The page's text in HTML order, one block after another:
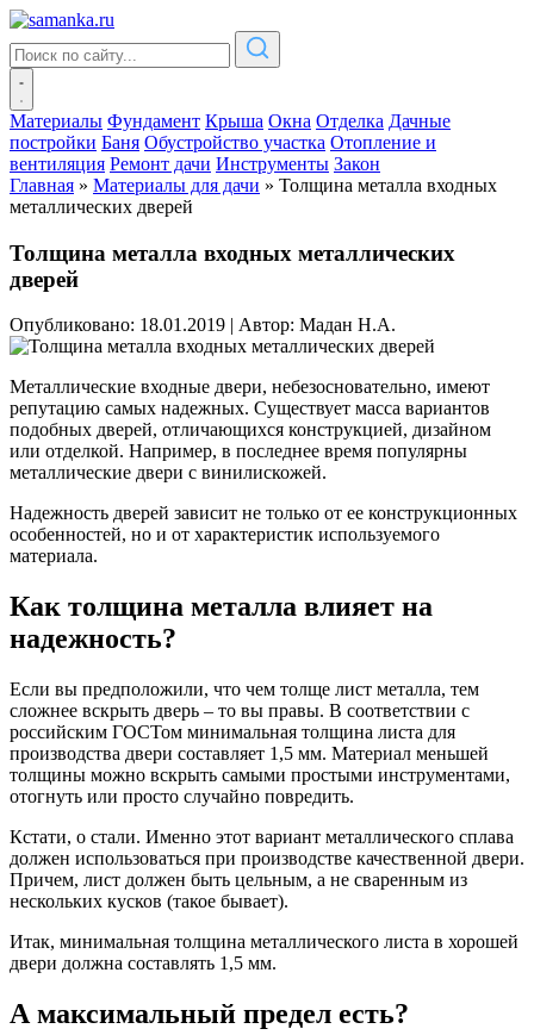
Материалы Фундамент Крыша Окна Отделка Дачные
постройки Баня Обустройство участка Отопление и
вентиляция Ремонт дачи Инструменты Закон
Главная » Материалы для дачи » Толщина металла входных
металлических дверей
Толщина металла входных металлических
дверей
Опубликовано: 18.01.2019 | Автор: Мадан Н.А.
Металлические входные двери, небезосновательно, имеют
репутацию самых надежных. Существует масса вариантов
подобных дверей, отличающихся конструкцией, дизайном
или отделкой. Например, в последнее время популярны
металлические двери с винилискожей.
Надежность дверей зависит не только от ее конструкционных
особенностей, но и от характеристик используемого
материала.
Как толщина металла влияет на
надежность?
Если вы предположили, что чем толще лист металла, тем
сложнее вскрыть дверь – то вы правы. В соответствии с
российским ГОСТом минимальная толщина листа для
производства двери составляет 1,5 мм. Материал меньшей
толщины можно вскрыть самыми простыми инструментами,
отогнуть или просто случайно повредить.
Кстати, о стали. Именно этот вариант металлического сплава
должен использоваться при производстве качественной двери.
Причем, лист должен быть цельным, а не сваренным из
нескольких кусков (такое бывает).
Итак, минимальная толщина металлического листа в хорошей
двери должна составлять 1,5 мм.
А максимальный предел есть?